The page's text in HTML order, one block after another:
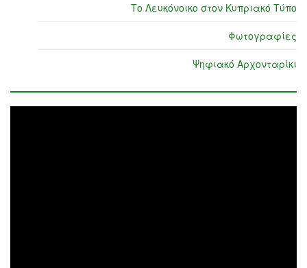
Το Λευκόνοικο στον Κυπριακό Τύπο
Φωτογραφίες
Ψηφιακό Αρχονταρίκι